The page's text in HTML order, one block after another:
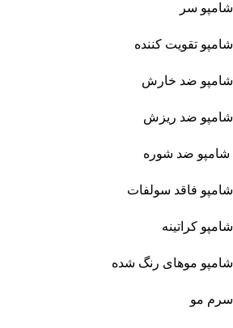
شامپو سر
شامپو تقویت کننده
شامپو ضد خارش
شامپو ضد ریزش
شامپو ضد شوره
شامپو فاقد سولفات
شامپو کراتینه
شامپو موهای رنگ شده
سرم مو